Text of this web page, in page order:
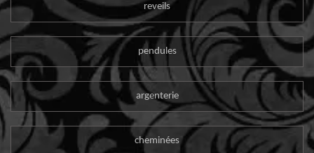
reveils
pendules
argenterie
cheminées